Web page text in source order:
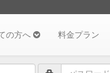
の方へ 料金プラン